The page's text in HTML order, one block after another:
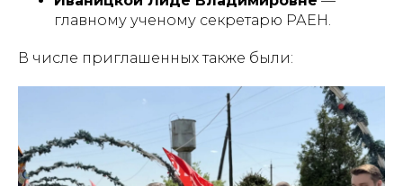
главному ученому секретарю РАЕН.
В числе приглашенных также были: